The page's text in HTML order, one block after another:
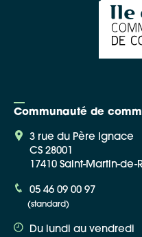
Communauté de
3 rue du Père Ignace
CS 28001
17410 Saint-Martin-de-
05 46 09 00 97
(standard)
Du lundi au vendredi